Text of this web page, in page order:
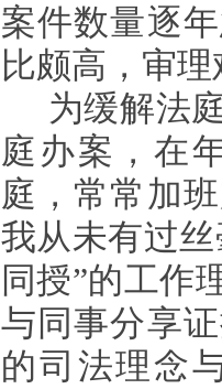
案件数量逐
比颇高，审
为缓解法
庭办案，在
庭，常常加
我从未有过
同授”的工作
与同事分享
的司法理念